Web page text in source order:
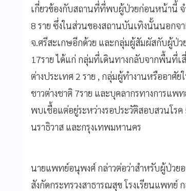
เกี่ยวข้องกับสถานที่ที่พบผู้ป่วยก่อนหน้านี้ จ
8 ราย ซึ่งในส่วนของสถานบันเทิงนั้นนอก
จ.ศรีสะเกษอีกด้วย และกลุ่มผู้สัมผัสกับผู้ป่ว
17ราย ได้แก่ กลุ่มที่เดินทางกลับจากพื้นที่เ
ต่างประเทศ 2 ราย , กลุ่มผู้ทำงานหรืออาศั
ชาวต่างชาติ 7ราย และบุคลากรทางการแ
พบเชื้อแต่อยู่ระหว่างรอประวัติสอบสวนโร
นราธิวาส และกรุงเทพมหานคร
นายแพทย์อนุพงศ์ กล่าวต่อว่าสำหรับผู้ป่วย
สังกัดกระทรวงสาธารณสุข โรงเรียนแพทย์